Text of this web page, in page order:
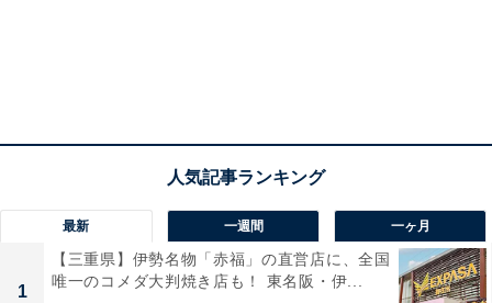
最新 一週間 一ヶ月
1
【三重県】伊勢名物「赤福」の直営店に、全国
唯一のコメダ大判焼き店も！ 東名阪・伊...